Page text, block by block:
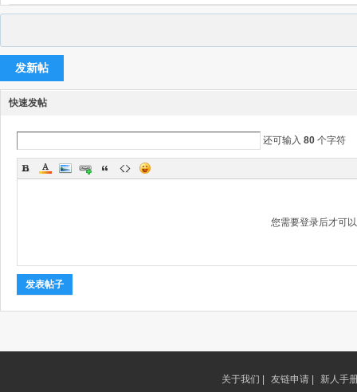
发新帖
快速发帖
还可输入 80 个字符
您需要登录后才可
发表帖子
关于我们 | 友链申请 | 新人手